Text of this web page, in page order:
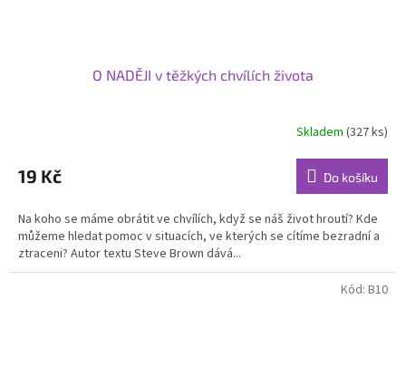
O NADĚJI v těžkých chvílích života
produktu
je
z
5
hvězdiček.
Skladem(327 ks)
19 Kč Do košíku
Na koho se máme obrátit ve chvílích, když se náš život hroutí? Kde
můžeme hledat pomoc v situacích, ve kterých se cítíme bezradní a
ztraceni? Autor textu Steve Brown dává...
Kód: B10